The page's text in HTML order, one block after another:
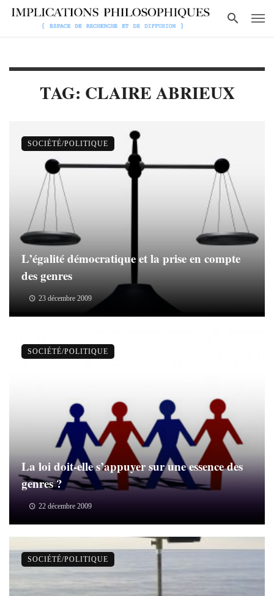
TAG: CLAIRE ABRIEUX
L’égalité démocratique et la prise en compte
des genres
23 décembre 2009
SOCIÉTÉ/POLITIQUE
La loi doit-elle s’appuyer sur une essence des
genres ?
22 décembre 2009
SOCIÉTÉ/POLITIQUE
SOCIÉTÉ/POLITIQUE